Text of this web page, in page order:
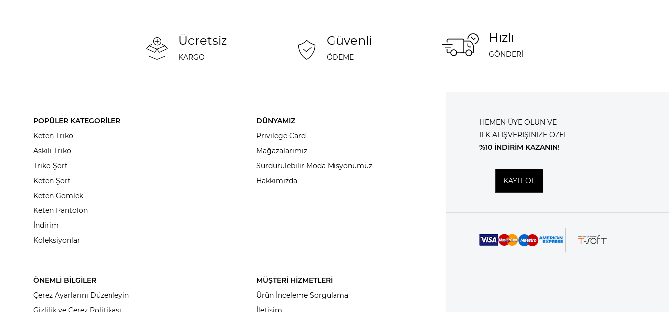
Ücretsiz
KARGO
Güvenli
ÖDEME
Hızlı
GÖNDERİ
POPÜLER KATEGORİLER
Keten Triko
Askılı Triko
Triko Şort
Keten Şort
Keten Gömlek
Keten Pantolon
İndirim
Koleksiyonlar
DÜNYAMIZ
Privilege Card
Mağazalarımız
Sürdürülebilir Moda Misyonumuz
Hakkımızda
ÖNEMLİ BİLGİLER
Çerez Ayarlarını Düzenleyin
Gizlilik ve Çerez Politikası
MÜŞTERİ HİZMETLERİ
Ürün İnceleme Sorgulama
İletişim
HEMEN ÜYE OLUN VE
İLK ALIŞVERİŞİNİZE ÖZEL
%10 İNDİRİM KAZANIN!
KAYIT OL